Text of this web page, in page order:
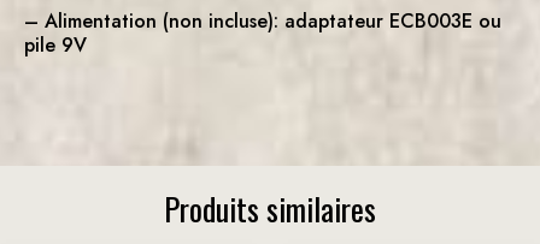
– Alimentation (non incluse): adaptateur ECB003E ou
pile 9V
Produits similaires